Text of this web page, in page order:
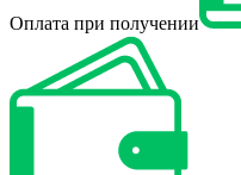
Оплата при получении